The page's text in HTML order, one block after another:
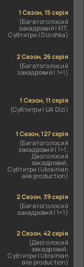
1 Сезон, 15 серія
(Багатоголосий
закадровий | КІТ,
Субтитри | Dizishka)
2 Сезон, 26 серія
(Багатоголосий
закадровий | 1+1)
1 Сезон, 11 серія
(Субтитри | UA Dizi)
1 Сезон, 127 серія
(Багатоголосий
закадровий | 1+1,
Двоголосий
закадровий,
Субтитри | Ukrainian
aile production)
2 Сезон, 39 серія
(Багатоголосий
закадровий | 1+1)
2 Сезон, 42 серія
(Двоголосий
закадровий,
Субтитри | Ukrainian
aile production)